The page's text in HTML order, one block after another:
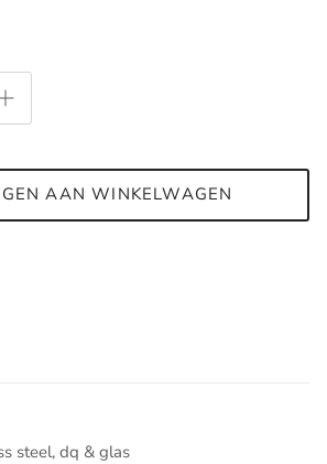
AAN WINKELWAGEN
steel, dq & glas